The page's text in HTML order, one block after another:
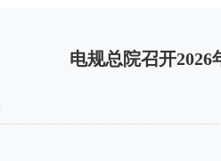
电规总院召开